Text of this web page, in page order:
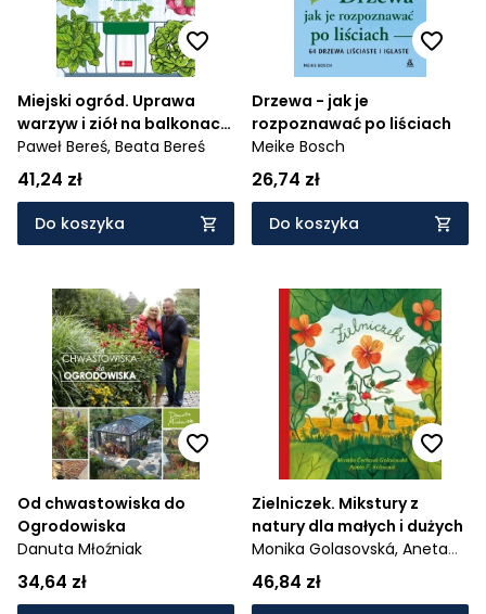
Miejski ogród. Uprawa
warzyw i ziół na balkonach
i tarasach
Paweł Bereś, Beata Bereś
41,24 zł
Do koszyka
Drzewa - jak je
rozpoznawać po liściach
Meike Bosch
26,74 zł
Do koszyka
Od chwastowiska do
Ogrodowiska
Danuta Młoźniak
34,64 zł
Zielniczek. Mikstury z
natury dla małych i dużych
Monika Golasovská, Aneta
Holasová
46,84 zł